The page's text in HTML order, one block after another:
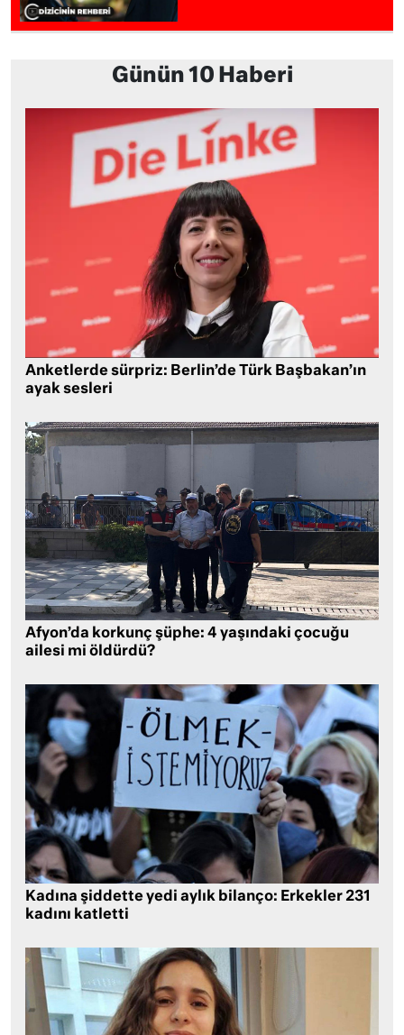
Günün 10 Haberi
Anketlerde sürpriz: Berlin’de Türk Başbakan’ın
ayak sesleri
Afyon’da korkunç şüphe: 4 yaşındaki çocuğu
ailesi mi öldürdü?
Kadına şiddette yedi aylık bilanço: Erkekler 231
kadını katletti